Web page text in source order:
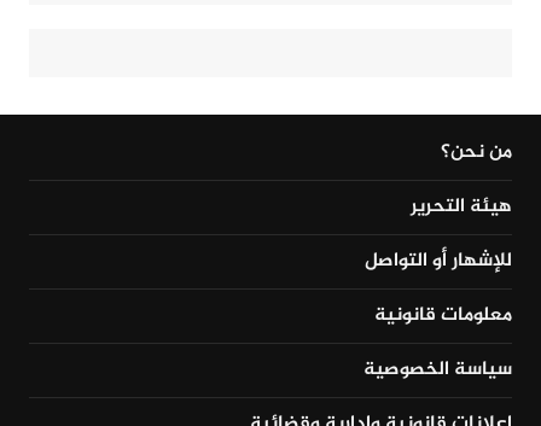
من نحن؟
هيئة التحرير
للإشهار أو التواصل
معلومات قانونية
سياسة الخصوصية